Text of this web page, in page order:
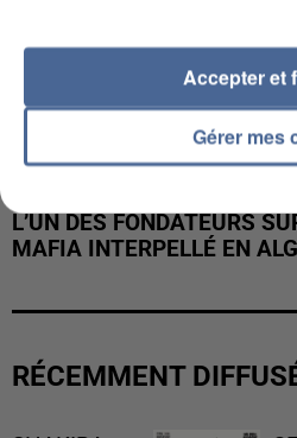
L’UN DES FONDATEURS
MAFIA INTERPELLÉ EN
RÉCEMMENT
Gérer mes
Accepter et